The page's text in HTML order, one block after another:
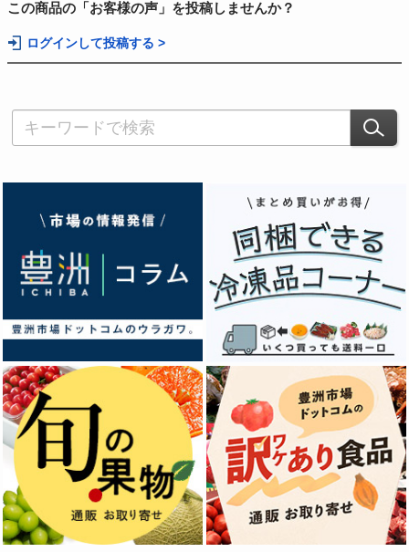
この商品の「お客様の声」を投稿しませんか？
ログインして投稿する >